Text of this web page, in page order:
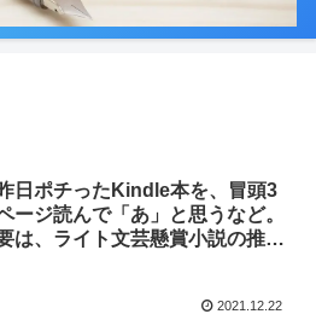
日ポチったKindle本を、冒頭3
ージ読んで「あ」と思うなど。
は、ライト文芸懸賞小説の推敲
2021.12.22